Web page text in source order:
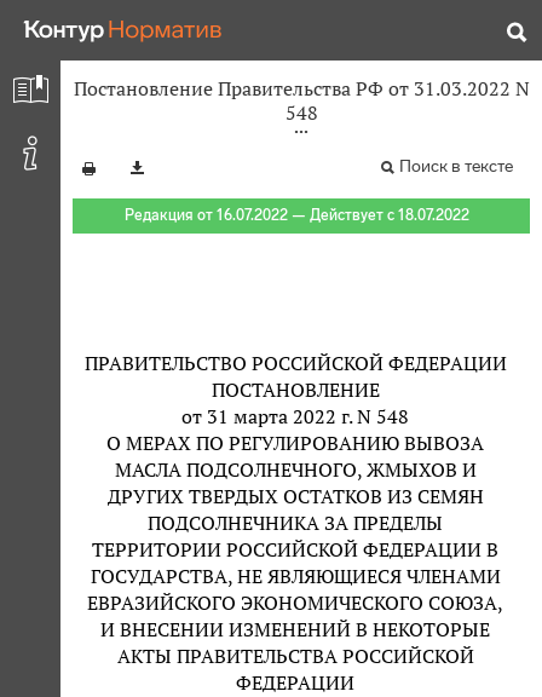
Постановление Правительства РФ от 31.03.2022 N
548
Поиск в тексте
Редакция от 16.07.2022 — Действует с 18.07.2022
ПРАВИТЕЛЬСТВО РОССИЙСКОЙ ФЕДЕРАЦИИ
ПОСТАНОВЛЕНИЕ
от 31 марта 2022 г. N 548
О МЕРАХ ПО РЕГУЛИРОВАНИЮ ВЫВОЗА
МАСЛА ПОДСОЛНЕЧНОГО, ЖМЫХОВ И
ДРУГИХ ТВЕРДЫХ ОСТАТКОВ ИЗ СЕМЯН
ПОДСОЛНЕЧНИКА ЗА ПРЕДЕЛЫ
ТЕРРИТОРИИ РОССИЙСКОЙ ФЕДЕРАЦИИ В
ГОСУДАРСТВА, НЕ ЯВЛЯЮЩИЕСЯ ЧЛЕНАМИ
ЕВРАЗИЙСКОГО ЭКОНОМИЧЕСКОГО СОЮЗА,
И ВНЕСЕНИИ ИЗМЕНЕНИЙ В НЕКОТОРЫЕ
АКТЫ ПРАВИТЕЛЬСТВА РОССИЙСКОЙ
ФЕДЕРАЦИИ